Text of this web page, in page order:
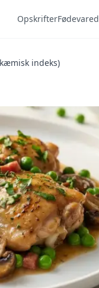
Opskrifter
indeks)